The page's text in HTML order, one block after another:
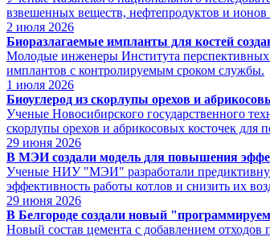
взвешенных веществ, нефтепродуктов и
2 июля 2026
Биоразлагаемые импланты для костей
Молодые инженеры Института
имплантов с контролируемым сроком службы.
1 июля 2026
Биоуглерод из скорлупы орехов и
Ученые Новосибирского государственного
скорлупы орехов и абрикосовых косточек для
29 июня 2026
В МЭИ создали модель для повышения
Ученые НИУ "МЭИ" разработали предиктивную
эффективность работы котлов и снизить их
29 июня 2026
В Белгороде создали новый
Новый состав цемента с добавлением